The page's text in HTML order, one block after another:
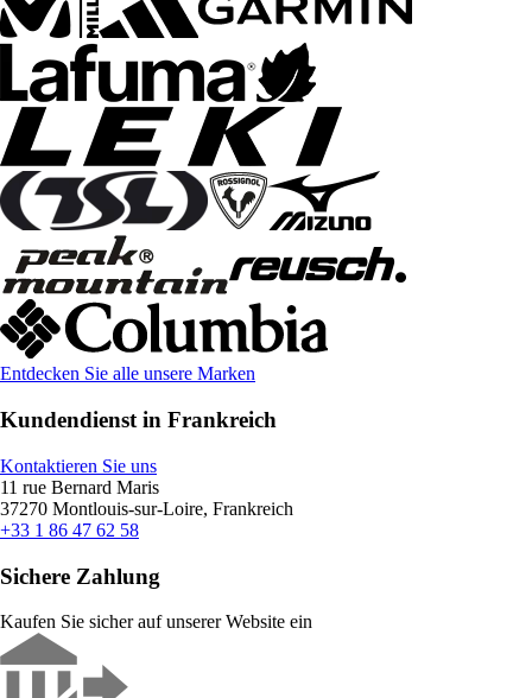
Entdecken Sie alle unsere Marken
Kundendienst in Frankreich
Kontaktieren Sie uns
11 rue Bernard Maris
37270 Montlouis-sur-Loire, Frankreich
+33 1 86 47 62 58
Sichere Zahlung
Kaufen Sie sicher auf unserer Website ein